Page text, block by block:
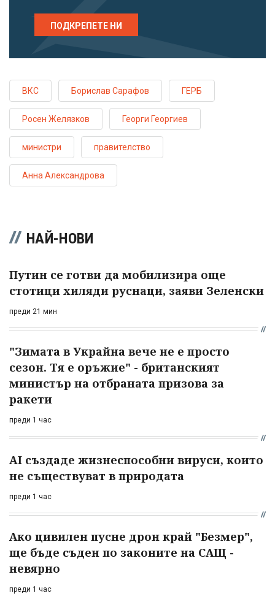
ПОДКРЕПЕТЕ НИ
ВКС Борислав Сарафов ГЕРБ
Росен Желязков Георги Георгиев
министри правителство
Анна Александрова
НАЙ-НОВИ
Путин се готви да мобилизира още
стотици хиляди руснаци, заяви Зеленски
преди 21 мин
"Зимата в Украйна вече не е просто
сезон. Тя е оръжие" - британският
министър на отбраната призова за
ракети
преди 1 час
AI създаде жизнеспособни вируси, които
не съществуват в природата
преди 1 час
Ако цивилен пусне дрон край "Безмер",
ще бъде съден по законите на САЩ -
невярно
преди 1 час